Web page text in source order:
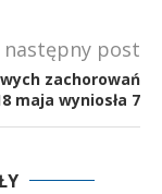
następny post
zachorowań
maja wyniosła 7